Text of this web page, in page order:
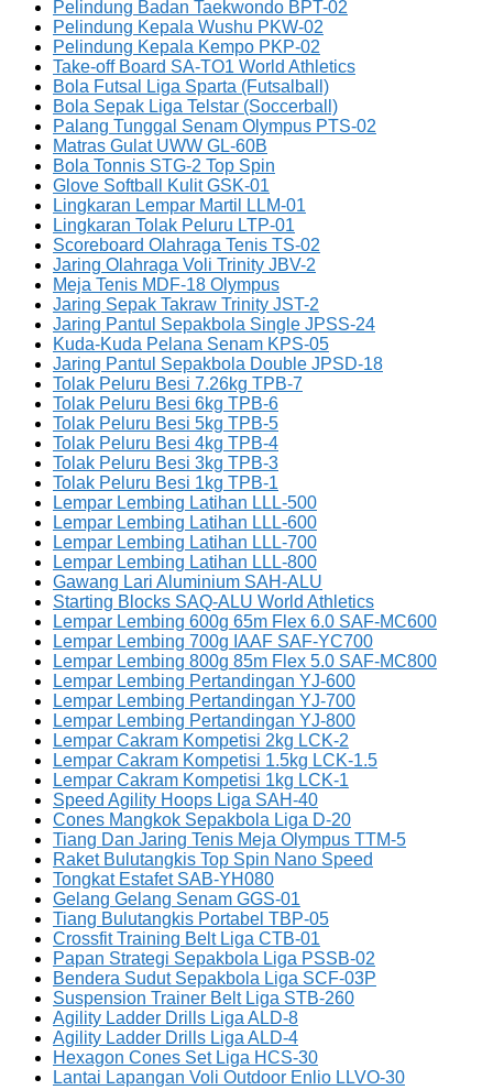
Pelindung Badan Taekwondo BPT-02
Pelindung Kepala Wushu PKW-02
Pelindung Kepala Kempo PKP-02
Take-off Board SA-TO1 World Athletics
Bola Futsal Liga Sparta (Futsalball)
Bola Sepak Liga Telstar (Soccerball)
Palang Tunggal Senam Olympus PTS-02
Matras Gulat UWW GL-60B
Bola Tonnis STG-2 Top Spin
Glove Softball Kulit GSK-01
Lingkaran Lempar Martil LLM-01
Lingkaran Tolak Peluru LTP-01
Scoreboard Olahraga Tenis TS-02
Jaring Olahraga Voli Trinity JBV-2
Meja Tenis MDF-18 Olympus
Jaring Sepak Takraw Trinity JST-2
Jaring Pantul Sepakbola Single JPSS-24
Kuda-Kuda Pelana Senam KPS-05
Jaring Pantul Sepakbola Double JPSD-18
Tolak Peluru Besi 7.26kg TPB-7
Tolak Peluru Besi 6kg TPB-6
Tolak Peluru Besi 5kg TPB-5
Tolak Peluru Besi 4kg TPB-4
Tolak Peluru Besi 3kg TPB-3
Tolak Peluru Besi 1kg TPB-1
Lempar Lembing Latihan LLL-500
Lempar Lembing Latihan LLL-600
Lempar Lembing Latihan LLL-700
Lempar Lembing Latihan LLL-800
Gawang Lari Aluminium SAH-ALU
Starting Blocks SAQ-ALU World Athletics
Lempar Lembing 600g 65m Flex 6.0 SAF-MC600
Lempar Lembing 700g IAAF SAF-YC700
Lempar Lembing 800g 85m Flex 5.0 SAF-MC800
Lempar Lembing Pertandingan YJ-600
Lempar Lembing Pertandingan YJ-700
Lempar Lembing Pertandingan YJ-800
Lempar Cakram Kompetisi 2kg LCK-2
Lempar Cakram Kompetisi 1.5kg LCK-1.5
Lempar Cakram Kompetisi 1kg LCK-1
Speed Agility Hoops Liga SAH-40
Cones Mangkok Sepakbola Liga D-20
Tiang Dan Jaring Tenis Meja Olympus TTM-5
Raket Bulutangkis Top Spin Nano Speed
Tongkat Estafet SAB-YH080
Gelang Gelang Senam GGS-01
Tiang Bulutangkis Portabel TBP-05
Crossfit Training Belt Liga CTB-01
Papan Strategi Sepakbola Liga PSSB-02
Bendera Sudut Sepakbola Liga SCF-03P
Suspension Trainer Belt Liga STB-260
Agility Ladder Drills Liga ALD-8
Agility Ladder Drills Liga ALD-4
Hexagon Cones Set Liga HCS-30
Lantai Lapangan Voli Outdoor Enlio LLVO-30